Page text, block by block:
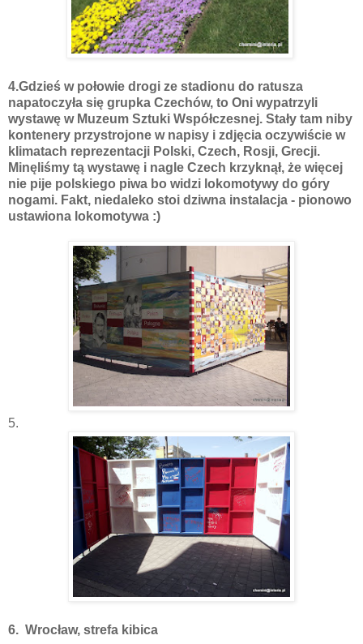
4.Gdzieś w połowie drogi ze stadionu do ratusza
napatoczyła się grupka Czechów, to Oni wypatrzyli
wystawę w Muzeum Sztuki Współczesnej. Stały tam niby
kontenery przystrojone w napisy i zdjęcia oczywiście w
klimatach reprezentacji Polski, Czech, Rosji, Grecji.
Minęliśmy tą wystawę i nagle Czech krzyknął, że więcej
nie pije polskiego piwa bo widzi lokomotywy do góry
nogami. Fakt, niedaleko stoi dziwna instalacja - pionowo
ustawiona lokomotywa :)
5.
6. Wrocław, strefa kibica